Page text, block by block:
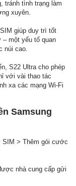
tránh tình trạng làm
xuyên.
giúp duy trì tốt
– một yếu tố quan
núi cao.
S22 Ultra cho phép
với vài thao tác
xa các mạng Wi-Fi
Samsung
SIM > Thêm gói cước
nhà cung cấp gửi